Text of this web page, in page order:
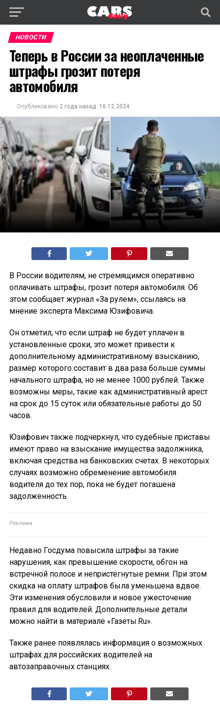
НОВОСТИ
Теперь в России за неоплаченные
штрафы грозит потеря
автомобиля
Опубликовано 2 года назад 16.12.2024
В России водителям, не стремящимся оперативно
оплачивать штрафы, грозит потеря автомобиля. Об
этом сообщает журнал «За рулем», ссылаясь на
мнение эксперта Максима Юзифовича.
Он отметил, что если штраф не будет уплачен в
установленные сроки, это может привести к
дополнительному административному взысканию,
размер которого составит в два раза больше суммы
начального штрафа, но не менее 1000 рублей. Также
возможны меры, такие как административный арест
на срок до 15 суток или обязательные работы до 50
часов.
Юзифович также подчеркнул, что судебные приставы
имеют право на взыскание имущества задолжника,
включая средства на банковских счетах. В некоторых
случаях возможно обременение автомобиля
водителя до тех пор, пока не будет погашена
задолженность.
Недавно Госдума повысила штрафы за такие
нарушения, как превышение скорости, обгон на
встречной полосе и непристегнутые ремни. При этом
скидка на оплату штрафов была уменьшена вдвое.
Эти изменения обусловили и новое ужесточение
правил для водителей. Дополнительные детали
можно найти в материале «Газеты.Ru».
Также ранее появлялась информация о возможных
штрафах для российских водителей на
автозаправочных станциях.